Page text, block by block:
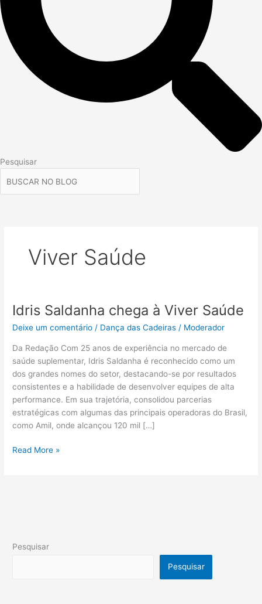
Pesquisar
Viver Saúde
Idris Saldanha chega à Viver Saúde
Deixe um comentário / Dança das Cadeiras / Moderador
Da Redação Com 25 anos de experiência no mercado de
saúde suplementar, Idris Saldanha é reconhecido como um
dos grandes nomes do setor, destacando-se por resultados
consistentes e a habilidade de desenvolver equipes de alta
performance. Em sua trajetória, consolidou parcerias
estratégicas com algumas das principais operadoras do Brasil,
como Amil, onde alcançou 120 mil […]
Idris
chega
à
Viver
Saúde
Read More »
Pesquisar
Pesquisar